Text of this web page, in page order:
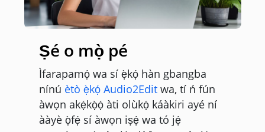
Ṣé o mọ̀ pé
Ìfarapamọ́ wa sí ẹ̀kọ́ hàn gbangba
nínú ètò ẹ̀kọ́ Audio2Edit wa, tí ń fún
àwọn akẹ́kọ̀ọ́ àti olùkọ́ káàkiri ayé ní
ààyè ọ̀fẹ́ sí àwọn iṣẹ́ wa tó jẹ́